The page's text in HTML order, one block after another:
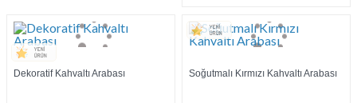
Dekoratif Kahvaltı Arabası Soğutmalı Kırmızı Kahvaltı Arabası